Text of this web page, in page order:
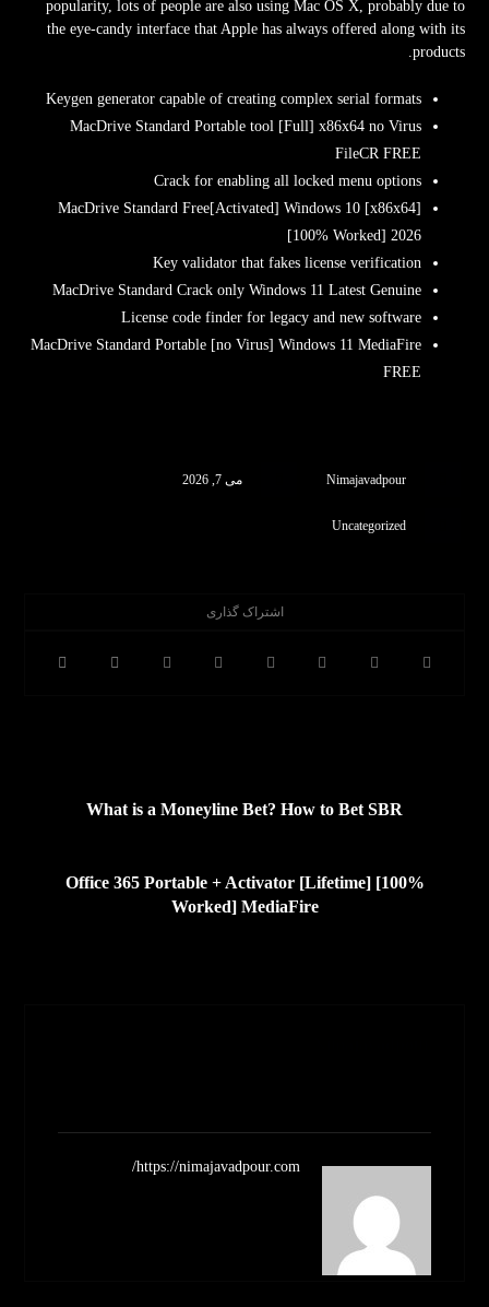
popularity, lots of people are also using Mac OS X, probably due to
the eye-candy interface that Apple has always offered along with its
products.
Keygen generator capable of creating complex serial formats
MacDrive Standard Portable tool [Full] x86x64 no Virus
FileCR FREE
Crack for enabling all locked menu options
MacDrive Standard Free[Activated] Windows 10 [x86x64]
[100% Worked] 2026
Key validator that fakes license verification
MacDrive Standard Crack only Windows 11 Latest Genuine
License code finder for legacy and new software
MacDrive Standard Portable [no Virus] Windows 11 MediaFire
FREE
Nimajavadpour می 7, 2026
Uncategorized
What is a Moneyline Bet? How to Bet SBR
Office 365 Portable + Activator [Lifetime] [100%
Worked] MediaFire
https://nimajavadpour.com/